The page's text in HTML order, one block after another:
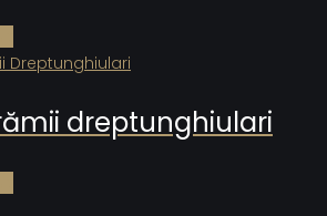
dreptunghiulari